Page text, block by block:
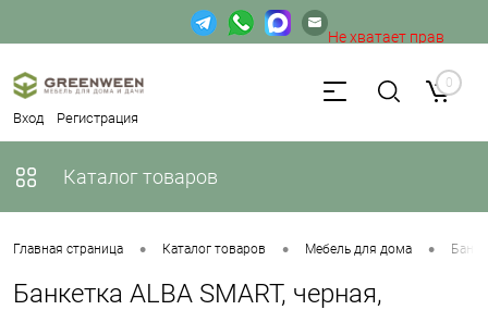
Вход Регистрация
Не хватает прав
доступа к веб-форме. 0
Каталог товаров
Главная страница • Каталог товаров • Мебель для дома •
Банкетка ALBA SMART, черная,